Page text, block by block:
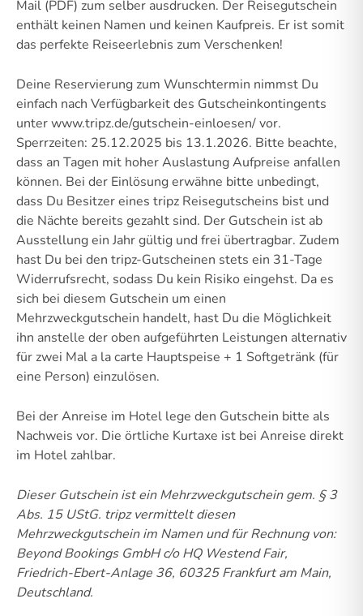
Mail (PDF) zum selber ausdrucken. Der Reisegutschein
enthält keinen Namen und keinen Kaufpreis. Er ist somit
das perfekte Reiseerlebnis zum Verschenken!
Deine Reservierung zum Wunschtermin nimmst Du
einfach nach Verfügbarkeit des Gutscheinkontingents
unter www.tripz.de/gutschein-einloesen/ vor.
Sperrzeiten: 25.12.2025 bis 13.1.2026. Bitte beachte,
dass an Tagen mit hoher Auslastung Aufpreise anfallen
können. Bei der Einlösung erwähne bitte unbedingt,
dass Du Besitzer eines tripz Reisegutscheins bist und
die Nächte bereits gezahlt sind. Der Gutschein ist ab
Ausstellung ein Jahr gültig und frei übertragbar. Zudem
hast Du bei den tripz-Gutscheinen stets ein 31-Tage
Widerrufsrecht, sodass Du kein Risiko eingehst. Da es
sich bei diesem Gutschein um einen
Mehrzweckgutschein handelt, hast Du die Möglichkeit
ihn anstelle der oben aufgeführten Leistungen alternativ
für zwei Mal a la carte Hauptspeise + 1 Softgetränk (für
eine Person) einzulösen.
Bei der Anreise im Hotel lege den Gutschein bitte als
Nachweis vor. Die örtliche Kurtaxe ist bei Anreise direkt
im Hotel zahlbar.
Dieser Gutschein ist ein Mehrzweckgutschein gem. § 3
Abs. 15 UStG. tripz vermittelt diesen
Mehrzweckgutschein im Namen und für Rechnung von:
Beyond Bookings GmbH c/o HQ Westend Fair,
Friedrich-Ebert-Anlage 36, 60325 Frankfurt am Main,
Deutschland.